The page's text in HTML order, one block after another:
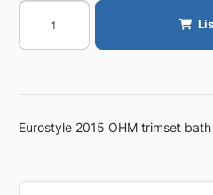
Käyttökahva
GROHE
Hana-
suihkuvarusteet
Eurostyle 2015 OHM trimset bath